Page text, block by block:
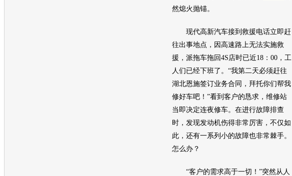
然熄火抛锚。
现代高新汽车接到救援电话立即赶
往出事地点，因高速路上无法实施救
援，派拖车拖回4S店时已近18：00，工
人们已经下班了。“我第二天必须赶往
湖北恩施签订业务合同，拜托你们帮我
修好车吧！”看到客户的恳求，维修站
当即决定连夜修车。在进行故障排查
时，发现发动机伤得非常厉害，不仅如
此，还有一系列小的故障也非常棘手。
怎么办？
“客户的需求高于一切！”突然从人